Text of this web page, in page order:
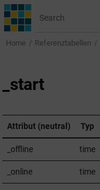
Jump to main content
Home Referenztabellen
_start
Attribut (neutral) Typ
_offline time
_online time